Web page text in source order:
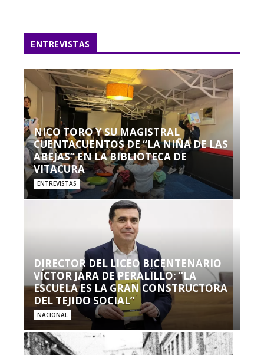
ENTREVISTAS
NICO TORO Y SU MAGISTRAL
CUENTACUENTOS DE “LA NIÑA DE LAS
ABEJAS” EN LA BIBLIOTECA DE
VITACURA
ENTREVISTAS
DIRECTOR DEL LICEO BICENTENARIO
VÍCTOR JARA DE PERALILLO: “LA
ESCUELA ES LA GRAN CONSTRUCTORA
DEL TEJIDO SOCIAL”
NACIONAL